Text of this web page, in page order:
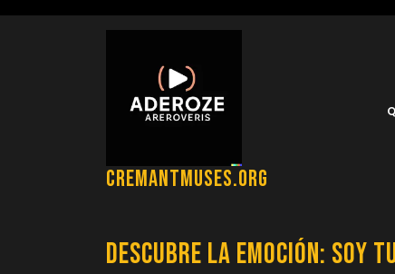
cremantmuses.org
Descubre la Emoción: Soy